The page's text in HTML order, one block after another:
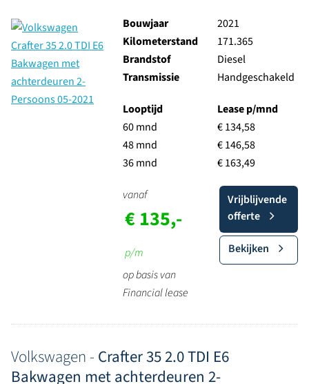
Bouwjaar
2021
Kilometerstand
171.365
Brandstof
Diesel
Transmissie
Handgeschakeld
Looptijd
60 mnd
48 mnd
36 mnd
Lease p/mnd
€ 134,58
€ 146,58
€ 163,49
vanaf
€ 135,-
p/m
op basis van
Financial lease
Vrijblijvende
offerte
Bekijken
Volkswagen - Crafter 35 2.0 TDI E6
Bakwagen met achterdeuren 2-